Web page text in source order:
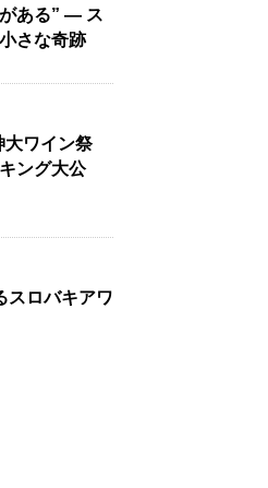
ある” ― ス
さな奇跡
大ワイン祭
ング大公
スロバキアワ